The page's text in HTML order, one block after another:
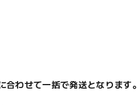
わせて一括で発送となります。